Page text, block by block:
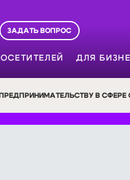
ЗАДАТЬ ВОПРОС
ДЛЯ
В СФЕРЕ